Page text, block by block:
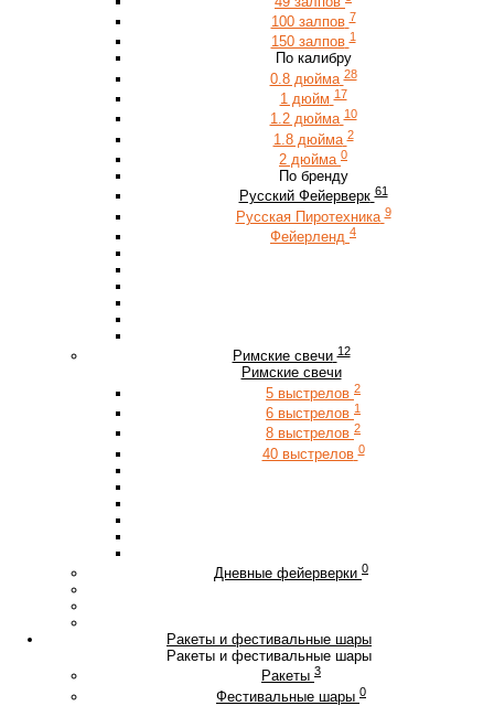
100 залпов 7
150 залпов 1
По калибру
0.8 дюйма 28
1 дюйм 17
1.2 дюйма 10
1.8 дюйма 2
2 дюйма 0
По бренду
Русский Фейерверк 61
Русская Пиротехника 9
Фейерленд 4
Римские свечи 12
Римские свечи
5 выстрелов 2
6 выстрелов 1
8 выстрелов 2
40 выстрелов 0
Дневные фейерверки 0
Ракеты и фестивальные шары
Ракеты и фестивальные шары
Ракеты 3
Фестивальные шары 0